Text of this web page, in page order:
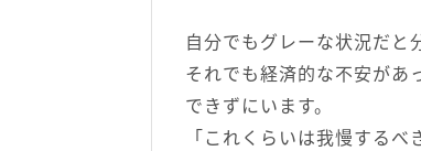
自分でもグレーな状況だと
それでも経済的な不安があ
できずにいます。
「これくらいは我慢する